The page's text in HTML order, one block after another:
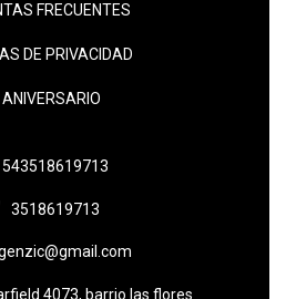
FRECUENTES
DE PRIVACIDAD
ANIVERSARIO
543518619713
3518619713
4073, barrio las flores